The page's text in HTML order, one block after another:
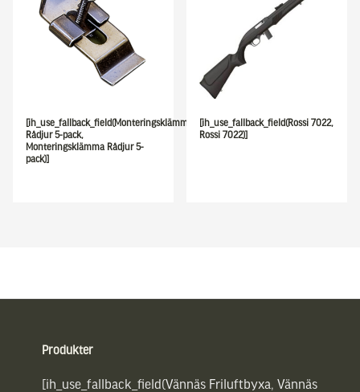
[ih_use_fallback_field(Monteringsklämma
Rådjur 5-pack,
Monteringsklämma Rådjur 5-
pack)]
[ih_use_fallback_field(Rossi 7022,
Rossi 7022)]
Produkter
[ih_use_fallback_field(Vännäs Friluftbyxa, Vännäs